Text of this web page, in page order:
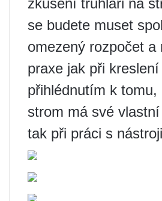
zkušení truhláři na
se budete muset
omezený rozpočet a
praxe jak při
přihlédnutím k tomu,
strom má své
tak při práci s